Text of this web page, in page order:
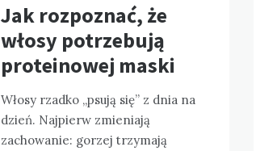
Jak rozpoznać, że
włosy potrzebują
proteinowej maski
Włosy rzadko „psują się” z dnia na
dzień. Najpierw zmieniają
zachowanie: gorzej trzymają